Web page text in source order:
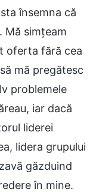
însemna că
Mă simțeam
oferta fără cea
mă pregătesc
problemele
iar dacă
liderei
lidera grupului
găzduind
în mine.